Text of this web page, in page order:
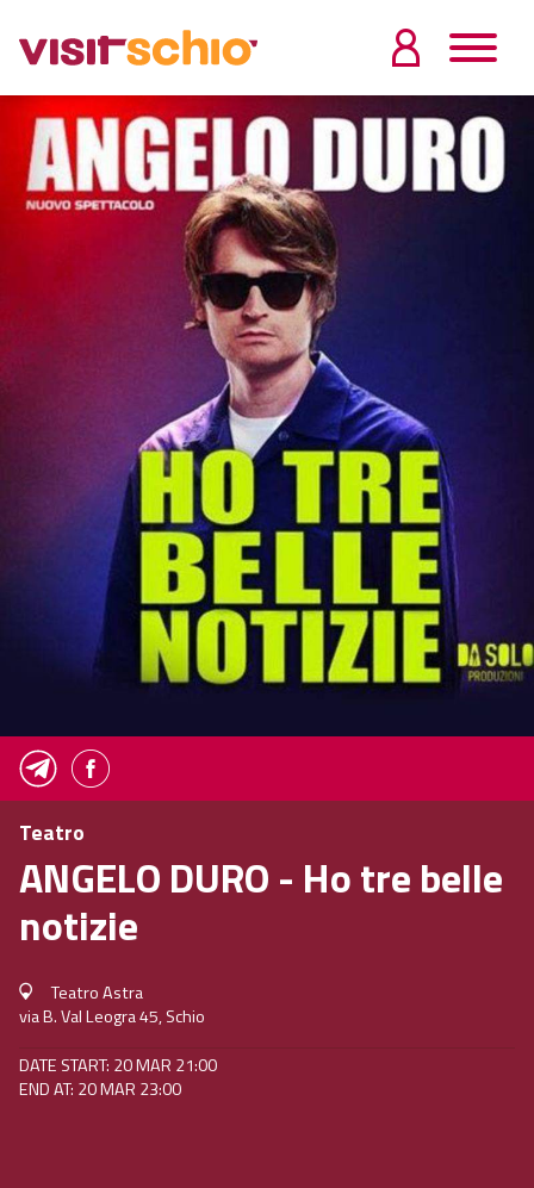
Teatro
ANGELO DURO - Ho tre belle
notizie
Teatro Astra
via B. Val Leogra 45, Schio
DATE START: 20 MAR 21:00
END AT: 20 MAR 23:00